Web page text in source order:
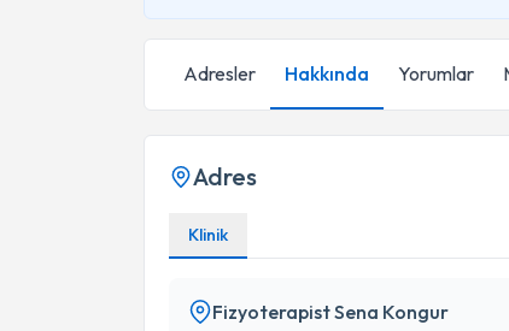
Adresler Hakkında Yorumlar
Adres
Klinik
Fizyoterapist Sena Kongur